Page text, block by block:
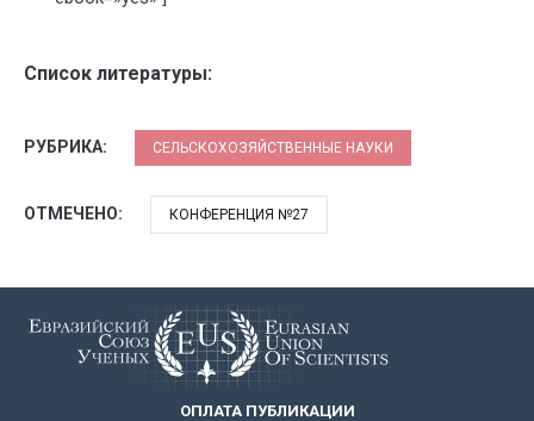
Список литературы:
РУБРИКА: СЕЛЬСКОХОЗЯЙСТВЕННЫЕ НАУКИ
ОТМЕЧЕНО: КОНФЕРЕНЦИЯ №27
ОПЛАТА ПУБЛИКАЦИИ